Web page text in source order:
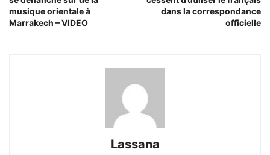
musique orientale à
Marrakech – VIDEO
dans la correspondance
officielle
Lassana